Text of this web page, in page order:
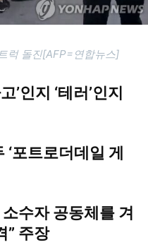
럭 돌진[AFP=연합뉴스]
인지 ‘테러’인지
포트로더데일 게
수자 공동체를 겨
” 주장